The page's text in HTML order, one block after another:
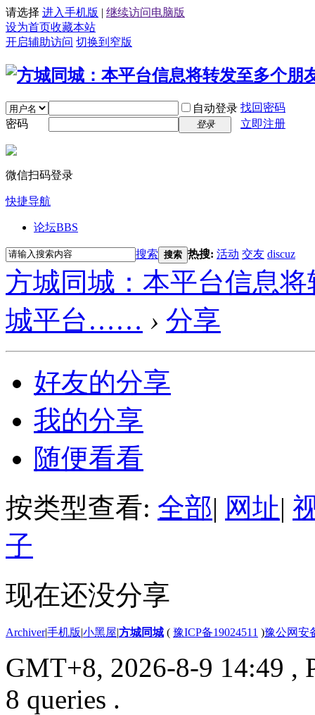
请选择 进入手机版 | 继续访问电脑版
设为首页收藏本站
开启辅助访问 切换到窄版
自动登录 找回密码
密码
登录 立即注册
微信扫码登录
快捷导航
论坛BBS
搜索 搜索 热搜: 活动 交友 discuz
方城同城：本平台信息
城平台…… › 分享
好友的分享
我的分享
随便看看
按类型查看: 全部| 网址|
子
现在还没分享
Archiver|手机版|小黑屋|方城同城 ( 豫ICP备19024511 )豫公网安
GMT+8, 2026-8-9 14:49 ,
8 queries .